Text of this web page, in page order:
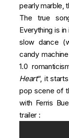
pearly marble,
The true
Everything is
slow dance
candy
1.0
Heart“, it
pop scene of
with Ferris
trailer :